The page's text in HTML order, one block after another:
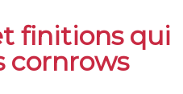
finitions qui
cornrows